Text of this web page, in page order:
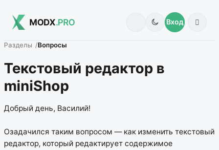
MODX.PRO Вход
Разделы Вопросы
Текстовый редактор в
miniShop
Добрый день, Василий!
Озадачился таким вопросом — как изменить текстовый
редактор, который редактирует содержимое